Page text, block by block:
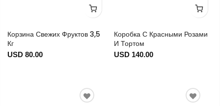
Корзина Свежих Фруктов 3,5
Кг
USD 80.00
Коробка С Красными Розами
И Тортом
USD 140.00